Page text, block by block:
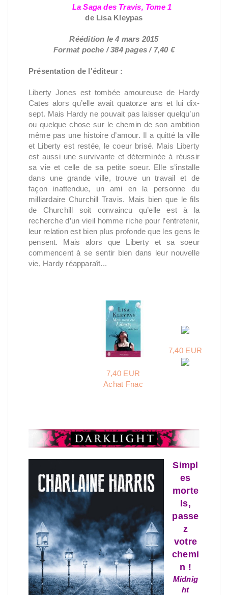
La Saga des Travis, Tome 1
de Lisa Kleypas
Réédition le 4 mars 2015
Format poche / 384 pages / 7,40 €
Présentation de l'éditeur :
Liberty Jones est tombée amoureuse de Hardy
Cates alors qu’elle avait quatorze ans et lui dix-
sept. Mais Hardy ne pouvait pas laisser quelqu’un
ou quelque chose sur le chemin de son ambition
même pas une histoire d’amour. Il a quitté la ville
et Liberty est restée, le coeur brisé. Mais Liberty
est aussi une survivante et déterminée à réussir
sa vie et celle de sa petite soeur. Elle s’installe
dans une grande ville, trouve un travail et de
façon inattendue, un ami en la personne du
milliardaire Churchill Travis. Mais bien que le fils
de Churchill soit convaincu qu’elle est à la
recherche d’un vieil homme riche pour l’entretenir,
leur relation est bien plus profonde que les gens le
pensent. Mais alors que Liberty et sa soeur
commencent à se sentir bien dans leur nouvelle
vie, Hardy réapparaît...
7,40 EUR
Achat Fnac
7,40 EUR
Simpl
es
morte
ls,
passe
z
votre
chemi
n !
Midnig
ht